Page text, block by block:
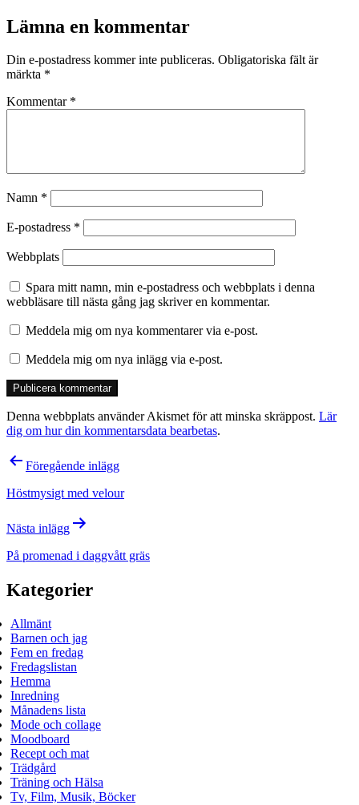
Lämna en kommentar
Din e-postadress kommer inte publiceras. Obligatoriska fält är
märkta *
Kommentar *
Namn *
E-postadress *
Webbplats
Spara mitt namn, min e-postadress och webbplats i denna
webbläsare till nästa gång jag skriver en kommentar.
Meddela mig om nya kommentarer via e-post.
Meddela mig om nya inlägg via e-post.
Denna webbplats använder Akismet för att minska skräppost. Lär
dig om hur din kommentarsdata bearbetas.
Inläggsnavigering
Föregående inlägg
Höstmysigt med velour
Nästa inlägg
På promenad i daggvått gräs
Kategorier
Allmänt
Barnen och jag
Fem en fredag
Fredagslistan
Hemma
Inredning
Månadens lista
Mode och collage
Moodboard
Recept och mat
Trädgård
Träning och Hälsa
Tv, Film, Musik, Böcker